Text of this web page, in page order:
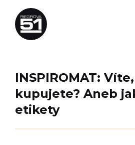
INSPIROMAT:
kupujete? Aneb
etikety